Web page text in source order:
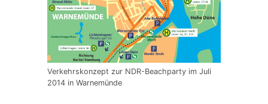
Verkehrskonzept zur NDR-Beachparty im Juli
2014 in Warnemünde